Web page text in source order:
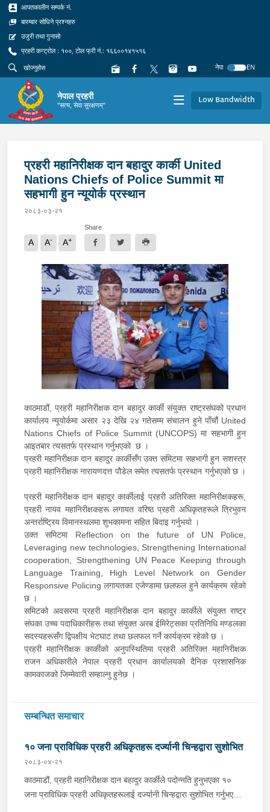
आपतकालीन सम्पर्क नं.
बारम्बार सोधिने प्रश्नहरु
उजुरी तथा गुनासो
प्रहरी कन्ट्रोल : १००, टोल फ्री नं.: १६६००१४१५१६
नेपा
EN
नेपाल प्रहरी
"सत्य, सेवा सुरक्षणम्" Low Bandwidth
प्रहरी महानिरीक्षक दान बहादुर कार्की United
Nations Chiefs of Police Summit मा
सहभागी हुन न्यूयोर्क प्रस्थान
२०८३-०३-२१
A A- A+
Share
काठमाडौं, प्रहरी महानिरीक्षक दान बहादुर कार्की संयुक्त राष्ट्रसंघको प्रधान
कार्यालय न्यूयोर्कमा असार २३ देखि २४ गतेसम्म संचालन हुने पाँचौं United
Nations Chiefs of Police Summit (UNCOPS) मा सहभागी हुन
आइतबार त्यसतर्फ प्रस्थान गर्नुभएको छ ।
प्रहरी महानिरीक्षक दान बहादुर कार्कीसँग उक्त समिटमा सहभागी हुन सशस्त्र
प्रहरी महानिरीक्षक नारायणदत्त पौडेल समेत त्यसतर्फ प्रस्थान गर्नुभएको छ ।
प्रहरी महानिरीक्षक दान बहादुर कार्कीलाई प्रहरी अतिरिक्त महानिरीक्षकहरू,
प्रहरी नायव महानिरीक्षकहरू लगायत वरिष्ठ प्रहरी अधिकृतहरूले त्रिभुवन
अन्तर्राष्ट्रिय विमानस्थलमा शुभकामना सहित बिदाइ गर्नुभयो ।
उक्त समिटमा Reflection on the future of UN Police,
Leveraging new technologies, Strengthening International
cooperation, Strengthening UN Peace Keeping through
Language Training, High Level Network on Gender
Responsive Policing लगायतका एजेण्डामा छलफल हुने कार्यक्रम रहेको
छ ।
समिटको अवसरमा प्रहरी महानिरीक्षक दान बहादुर कार्कीले संयुक्त राष्ट्र
संघका उच्च पदाधिकारीहरू तथा संयुक्त अरब ईमिरेट्सका प्रतिनिधि मण्डलका
सदस्यहरूसँग द्विपक्षीय भेटघाट तथा छलफल गर्ने कार्यक्रम रहेको छ ।
प्रहरी महानिरीक्षक कार्कीको अनुपस्थितिमा प्रहरी अतिरिक्त महानिरीक्षक
राजन अधिकारीले नेपाल प्रहरी प्रधान कार्यालयको दैनिक प्रशासनिक
कामकाजको जिम्मेवारी सम्हाल्नु हुनेछ ।
सम्बन्धित समाचार
१० जना प्राविधिक प्रहरी अधिकृतहरू दर्ज्यानी चिन्हद्वारा सुशोभित
२०८३-०४-२१
काठमाडौं, प्रहरी महानिरीक्षक दान बहादुर कार्कीले पदोन्नति हुनुभएका १०
जना प्राविधिक प्रहरी अधिकृतहरूलाई दर्ज्यानी चिन्हद्वारा सुशोभित गर्नुभएको